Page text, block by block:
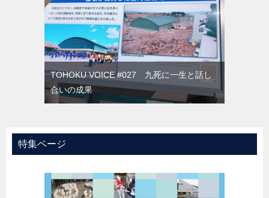
TOHOKU VOICE #027 九死に一生と話し
合いの成果
特集ページ